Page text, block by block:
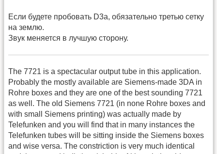
Если будете пробовать D3a, обязательно третью сетку
на землю.
Звук меняется в лучшую сторону.
The 7721 is a spectacular output tube in this application.
Probably the mostly available are Siemens-made 3DA in
Rohre boxes and they are one of the best sounding 7721
as well. The old Siemens 7721 (in none Rohre boxes and
with small Siemens printing) was actually made by
Telefunken and you will find that in many instances the
Telefunken tubes will be sitting inside the Siemens boxes
and wise versa. The constriction is very much identical